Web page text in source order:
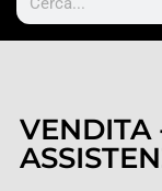
VENDITA